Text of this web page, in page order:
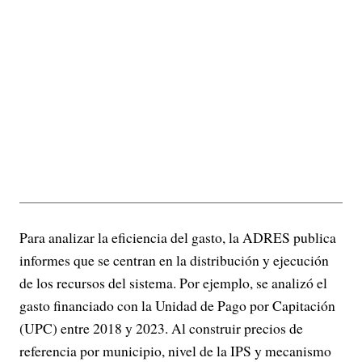
Para analizar la eficiencia del gasto, la ADRES publica
informes que se centran en la distribución y ejecución
de los recursos del sistema. Por ejemplo, se analizó el
gasto financiado con la Unidad de Pago por Capitación
(UPC) entre 2018 y 2023. Al construir precios de
referencia por municipio, nivel de la IPS y mecanismo